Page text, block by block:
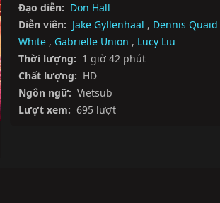
Đạo diễn: Don Hall
Diễn viên: Jake Gyllenhaal , Dennis Quaid
White , Gabrielle Union , Lucy Liu
Thời lượng: 1 giờ 42 phút
Chất lượng: HD
Ngôn ngữ: Vietsub
Lượt xem: 695 lượt